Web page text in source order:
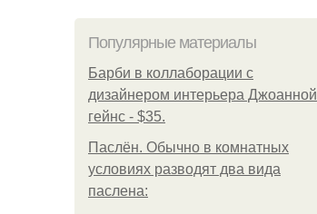
Популярные материалы
Барби в коллаборации с
дизайнером интерьера Джоанной
гейнс - $35.
Паслён. Обычно в комнатных
условиях разводят два вида
паслена: